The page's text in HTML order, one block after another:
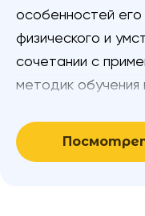
особенностей его
физического и
сочетании с
методик обучения
навыков у детей.
занятия уже